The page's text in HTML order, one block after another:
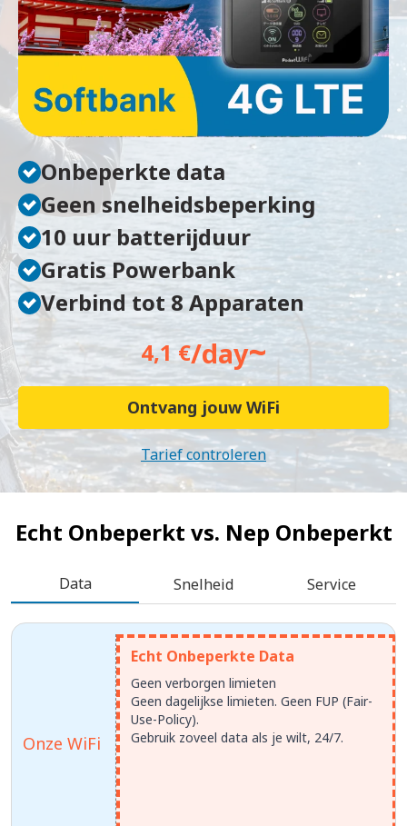
Onbeperkte data
Geen snelheidsbeperking
10 uur batterijduur
Gratis Powerbank
Verbind tot 8 Apparaten
4,1 €/day~
Ontvang jouw WiFi
Tarief controleren
Echt Onbeperkt vs. Nep Onbeperkt
Data Snelheid Service
Onze WiFi
Echt Onbeperkte Data
Geen verborgen limieten
Geen dagelijkse limieten. Geen FUP (Fair-
Use-Policy).
Gebruik zoveel data als je wilt, 24/7.